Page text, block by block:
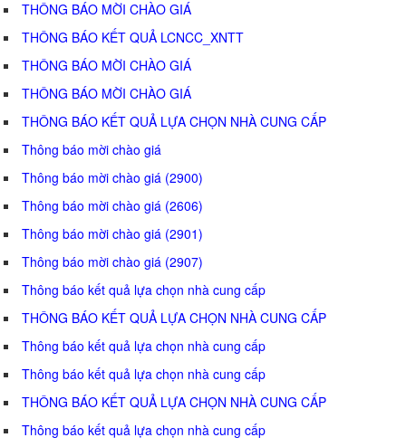
THÔNG BÁO MỜI CHÀO GIÁ
THÔNG BÁO KẾT QUẢ LCNCC_XNTT
THÔNG BÁO MỜI CHÀO GIÁ
THÔNG BÁO MỜI CHÀO GIÁ
THÔNG BÁO KẾT QUẢ LỰA CHỌN NHÀ CUNG CẤP
Thông báo mời chào giá
Thông báo mời chào giá (2900)
Thông báo mời chào giá (2606)
Thông báo mời chào giá (2901)
Thông báo mời chào giá (2907)
Thông báo kết quả lựa chọn nhà cung cấp
THÔNG BÁO KẾT QUẢ LỰA CHỌN NHÀ CUNG CẤP
Thông báo kết quả lựa chọn nhà cung cấp
Thông báo kết quả lựa chọn nhà cung cấp
THÔNG BÁO KẾT QUẢ LỰA CHỌN NHÀ CUNG CẤP
Thông báo kết quả lựa chọn nhà cung cấp